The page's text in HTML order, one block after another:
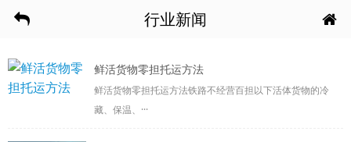
行业新闻
鲜活货物零担托运方法
鲜活货物零担托运方法铁路不经营百担以下活体货物的冷
藏、保温、···